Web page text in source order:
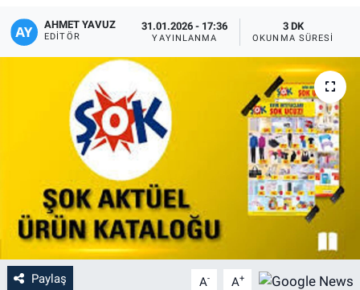
AHMET YAVUZ
EDITÖR
31.01.2026 - 17:36
YAYINLANMA
3 DK
OKUNMA SÜRESI
Paylaş A- A+